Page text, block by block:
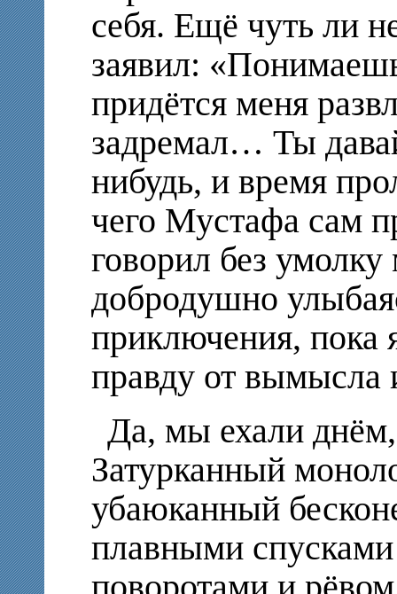
себя. Ещё чуть ли
заявил:
придётся меня
задремал… Ты
нибудь, и время
чего Мустафа сам
говорил без
добродушно
приключения, пока
правду от вымысла
Да, мы ехали
Затурканный
убаюканный
плавными